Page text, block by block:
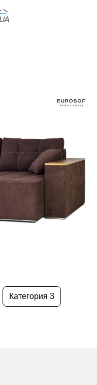
Категория 3